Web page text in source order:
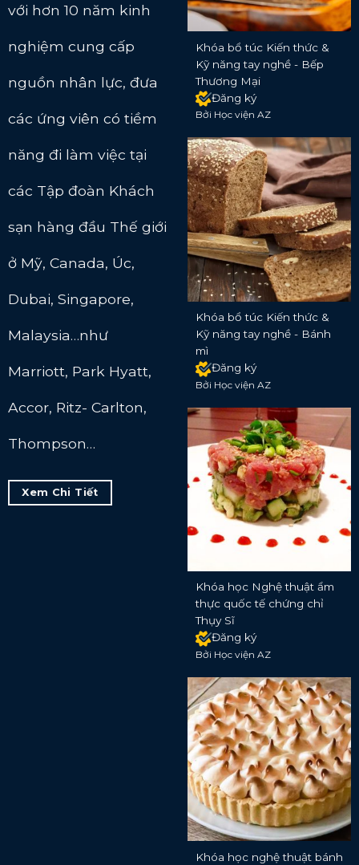
với hơn 10 năm kinh
nghiệm cung cấp
nguồn nhân lực, đưa
các ứng viên có tiềm
năng đi làm việc tại
các Tập đoàn Khách
sạn hàng đầu Thế giới
ở Mỹ, Canada, Úc,
Dubai, Singapore,
Malaysia…như
Marriott, Park Hyatt,
Accor, Ritz- Carlton,
Thompson…
Xem Chi Tiết
Khóa bổ túc Kiến thức &
Kỹ năng tay nghề - Bếp
Thương Mại
Đăng ký
Bởi Học viện AZ
Khóa bổ túc Kiến thức &
Kỹ năng tay nghề - Bánh
mì
Đăng ký
Bởi Học viện AZ
Khóa học Nghệ thuật ẩm
thực quốc tế chứng chỉ
Thụy Sĩ
Đăng ký
Bởi Học viện AZ
Khóa học nghệ thuật bánh